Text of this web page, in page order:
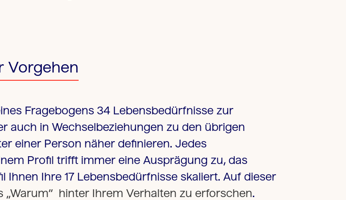
Vorgehen
Fragebogens 34 Lebensbedürfnisse zur
auch in Wechselbeziehungen zu den übrigen
einer Person näher definieren. Jedes
Profil trifft immer eine Ausprägung zu, das
Ihnen Ihre 17 Lebensbedürfnisse skaliert. Auf dieser
„Warum“ hinter Ihrem Verhalten zu erforschen.